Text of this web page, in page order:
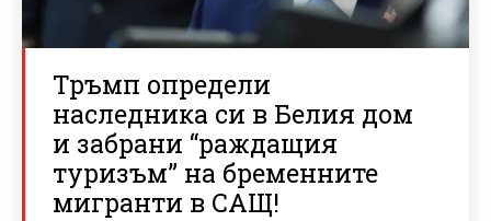
Тръмп определи
наследника си в Белия дом
и забрани “раждащия
туризъм” на бременните
мигранти в САЩ!